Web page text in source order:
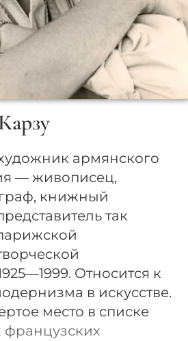
армянского
— живописец,
книжный
так
Относится к
в искусстве.
место в списке
французских